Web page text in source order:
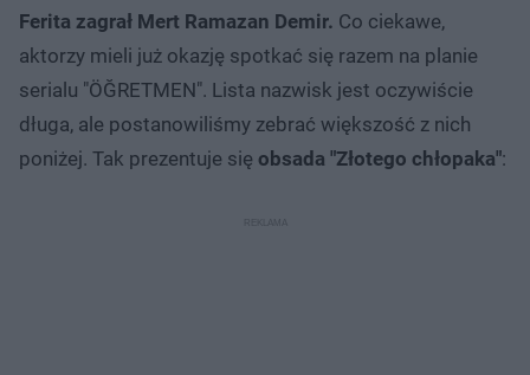
Ferita zagrał Mert Ramazan Demir. Co ciekawe,
aktorzy mieli już okazję spotkać się razem na planie
serialu "ÖĞRETMEN". Lista nazwisk jest oczywiście
długa, ale postanowiliśmy zebrać większość z nich
poniżej. Tak prezentuje się obsada "Złotego chłopaka":